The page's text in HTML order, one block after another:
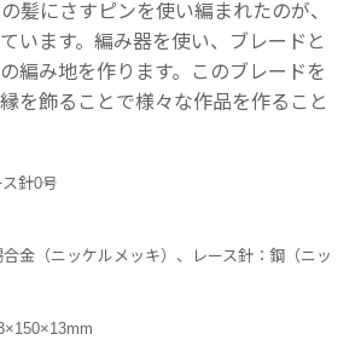
髪にさすピンを使い編まれたのが、
います。編み器を使い、ブレードと
編み地を作ります。このブレードを
を飾ることで様々な作品を作ること
針0号
金（ニッケルメッキ）、レース針：鋼（ニッ